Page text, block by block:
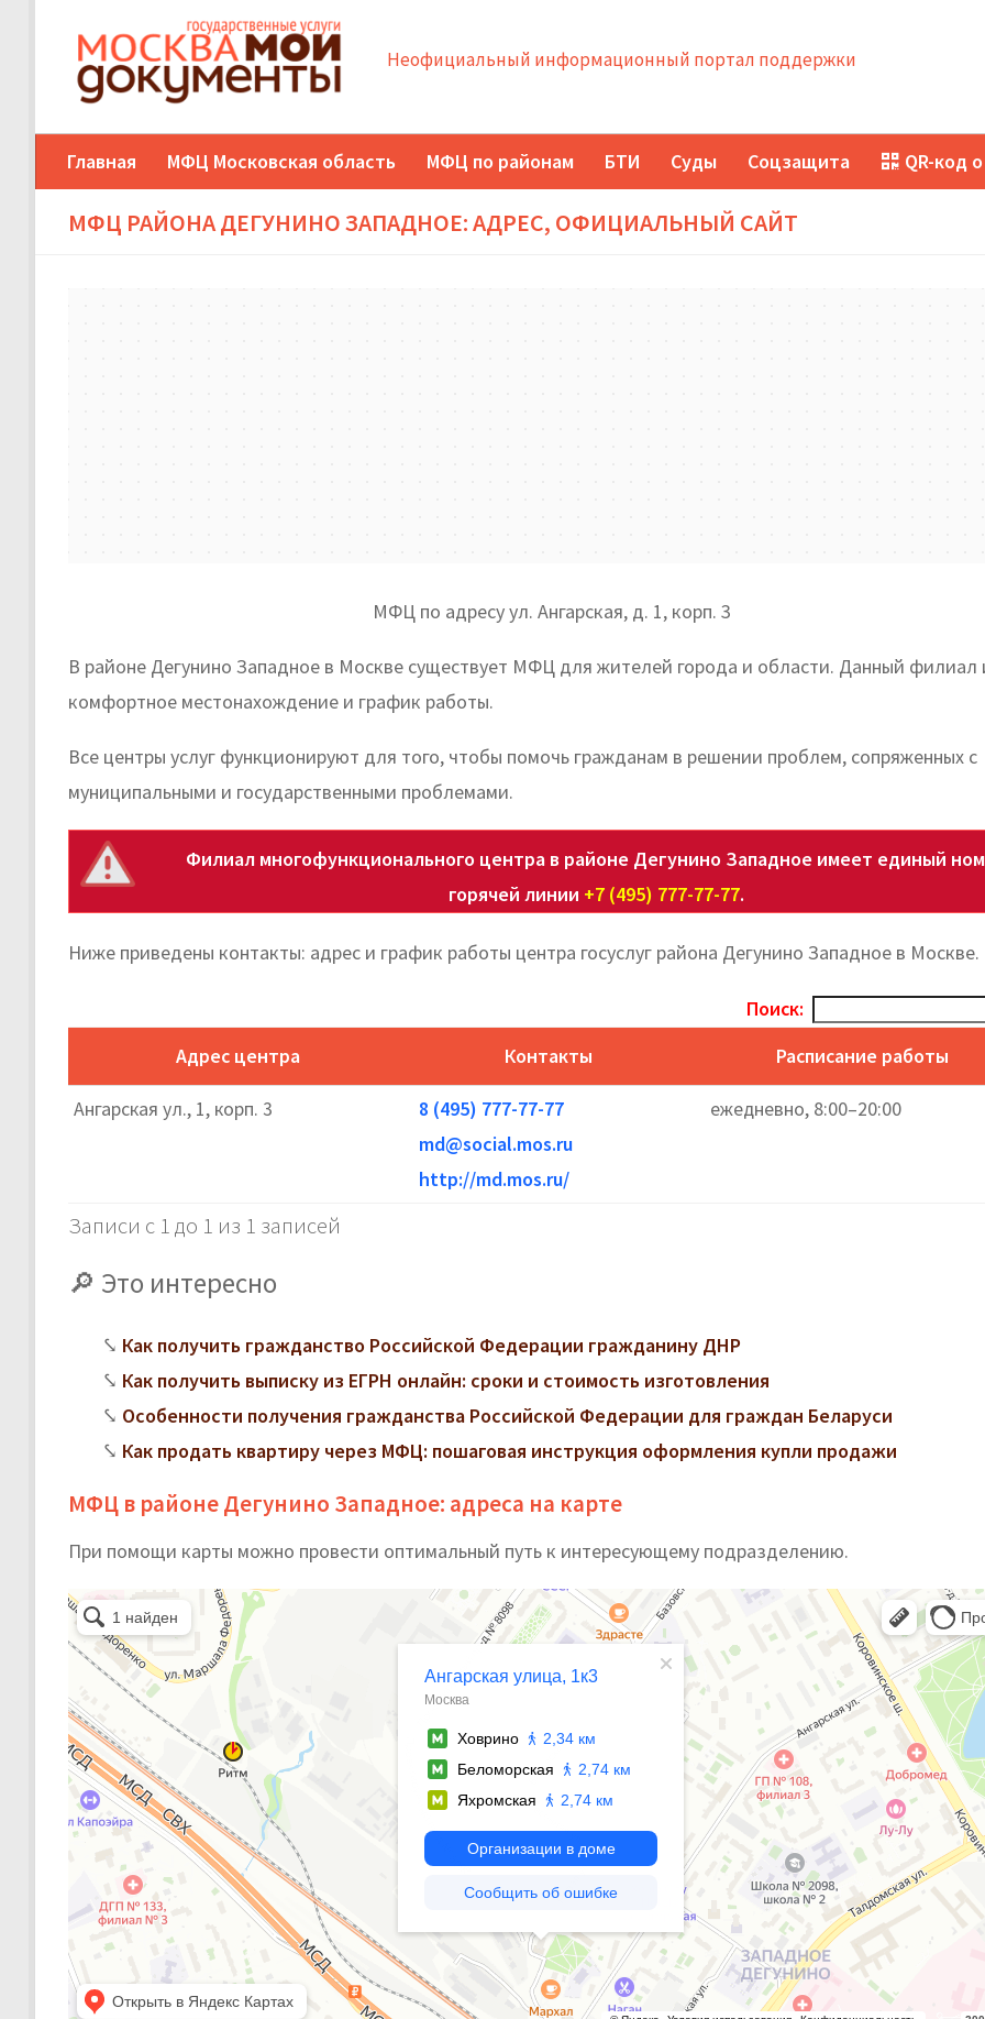
Неофициальный информационный портал поддержки
Главная МФЦ Московская область МФЦ по районам БТИ Суды Соцзащита QR-код
МФЦ РАЙОНА ДЕГУНИНО ЗАПАДНОЕ: АДРЕС, ОФИЦИАЛЬНЫЙ САЙТ
МФЦ по адресу ул. Ангарская, д. 1, корп. 3
В районе Дегунино Западное в Москве существует МФЦ для жителей города и области. Данный филиал
комфортное местонахождение и график работы.
Все центры услуг функционируют для того, чтобы помочь гражданам в решении проблем, сопряженных с
муниципальными и государственными проблемами.
Филиал многофункционального центра в районе Дегунино Западное имеет единый
горячей линии +7 (495) 777-77-77.
Ниже приведены контакты: адрес и график работы центра госуслуг района Дегунино Западное в Москве.
Поиск:
Адрес центра
Контакты Расписание работы
Ангарская ул., 1, корп. 3
8 (495) 777-77-77
md@social.mos.ru
http://md.mos.ru/
ежедневно, 8:00–20:00
Записи с 1 до 1 из 1 записей
Это интересно
Как получить гражданство Российской Федерации гражданину ДНР
Как получить выписку из ЕГРН онлайн: сроки и стоимость изготовления
Особенности получения гражданства Российской Федерации для граждан Беларуси
Как продать квартиру через МФЦ: пошаговая инструкция оформления купли продажи
МФЦ в районе Дегунино Западное: адреса на карте
При помощи карты можно провести оптимальный путь к интересующему подразделению.